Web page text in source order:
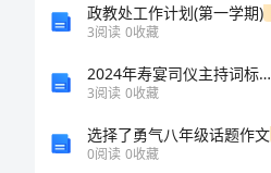
政教处工作计划(第一学期)
3阅读 0收藏
2024年寿宴司仪主持词标准样本
3阅读 0收藏
选择了勇气八年级话题作文
0阅读 0收藏